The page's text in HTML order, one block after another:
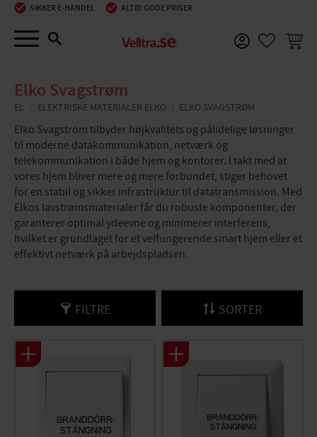
Menu
SIKKER E-HANDEL ALTID GODE PRISER
Elko Svagstrøm
EL ELEKTRISKE MATERIALER ELKO ELKO SVAGSTRØM
Elko Svagström tilbyder højkvalitets og pålidelige løsninger
til moderne datakommunikation, netværk og
telekommunikation i både hjem og kontorer. I takt med at
vores hjem bliver mere og mere forbundet, stiger behovet
for en stabil og sikker infrastruktur til datatransmission. Med
Elkos lavstrømsmaterialer får du robuste komponenter, der
garanterer optimal ydeevne og minimerer interferens,
hvilket er grundlaget for et velfungerende smart hjem eller et
effektivt netværk på arbejdspladsen.
FILTRE SORTER